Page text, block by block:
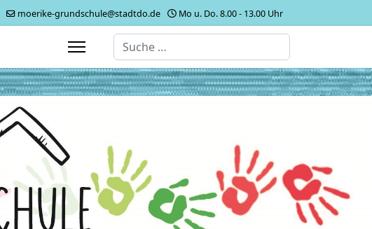
moerike-grundschule@stadtdo.de Mo u. Do. 8.00 - 13.00 Uhr
Suchen